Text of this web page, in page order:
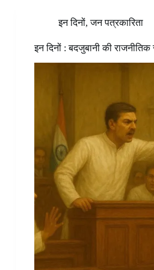
इन दिनों,जन पत्रकारिता
इन दिनों : बदजुबानी की